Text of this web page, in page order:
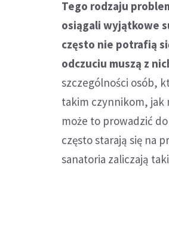
Tego rodzaju
osiągali wyjątkowe
często nie potrafią
odczuciu muszą z
szczególności osób,
takim czynnikom, jak
może to prowadzić
często starają się na
sanatoria zaliczają